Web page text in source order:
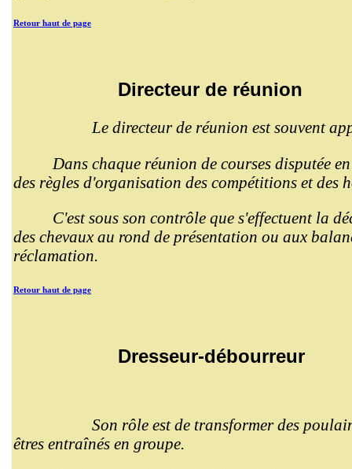
Retour haut de page
Directeur de réunion
Le directeur de réunion est souvent
Dans chaque réunion de courses disputée
des règles d'organisation des compétitions et des
C'est sous son contrôle que s'effectuent la
des chevaux au rond de présentation ou aux
réclamation.
Retour haut de page
Dresseur-débourreur
Son rôle est de transformer des
êtres entraînés en groupe.